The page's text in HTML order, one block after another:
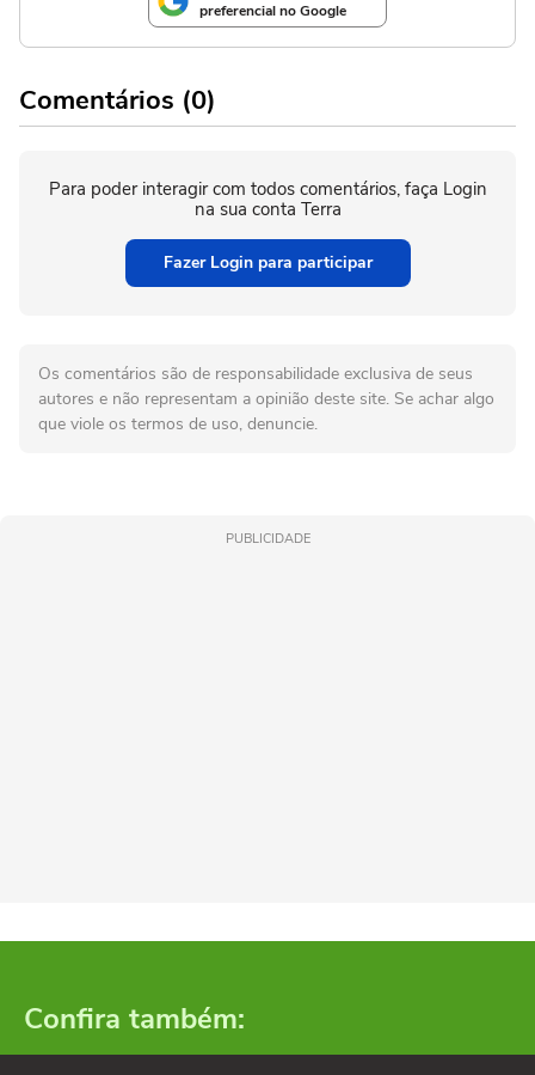
preferencial no Google
Comentários (0)
Para poder interagir com todos comentários, faça Login
na sua conta Terra
Fazer Login para participar
Os comentários são de responsabilidade exclusiva de seus
autores e não representam a opinião deste site. Se achar algo
que viole os termos de uso, denuncie.
PUBLICIDADE
Confira também: